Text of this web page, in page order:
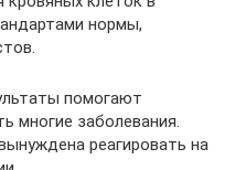
нормы,
помогают
многие заболевания.
реагировать на